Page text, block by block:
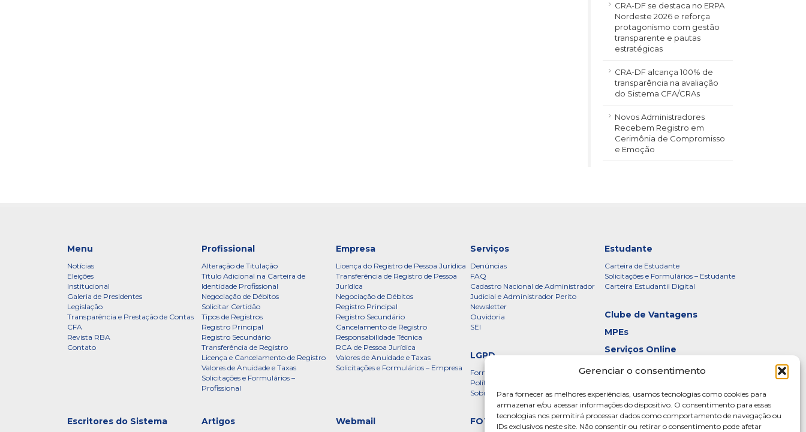
Gerenciar o consentimento
Para fornecer as melhores experiências, usamos tecnologias como cookies para
armazenar e/ou acessar informações do dispositivo. O consentimento para essas
tecnologias nos permitirá processar dados como comportamento de navegação ou
IDs exclusivos neste site. Não consentir ou retirar o consentimento pode afetar
CRA-DF se destaca no ERPA
Nordeste 2026 e reforça
protagonismo com gestão
transparente e pautas
estratégicas
CRA-DF alcança 100% de
transparência na avaliação
do Sistema CFA/CRAs
Novos Administradores
Recebem Registro em
Cerimônia de Compromisso
e Emoção
Menu
Notícias
Eleições
Institucional
Galeria de Presidentes
Legislação
Transparência e Prestação de Contas
CFA
Revista RBA
Contato
Profissional
Alteração de Titulação
Título Adicional na Carteira de
Identidade Profissional
Negociação de Débitos
Solicitar Certidão
Tipos de Registros
Registro Principal
Registro Secundário
Transferência de Registro
Licença e Cancelamento de Registro
Valores de Anuidade e Taxas
Solicitações e Formulários –
Profissional
Empresa
Licença do Registro de Pessoa Jurídica
Transferência de Registro de Pessoa
Jurídica
Negociação de Débitos
Registro Principal
Registro Secundário
Cancelamento de Registro
Responsabilidade Técnica
RCA de Pessoa Jurídica
Valores de Anuidade e Taxas
Solicitações e Formulários – Empresa
Serviços
Denúncias
FAQ
Cadastro Nacional de Administrador
Judicial e Administrador Perito
Newsletter
Ouvidoria
SEI
Estudante
Carteira de Estudante
Solicitações e Formulários – Estudante
Carteira Estudantil Digital
Clube de Vantagens
MPEs
Serviços Online
LGPD
Formulário
Política de Privacidade – CRADF
Sobre a LGPD
Certificados
Galeria de Presidentes
Diretoria
FOTOS
Webmail
Artigos
Escritores do Sistema